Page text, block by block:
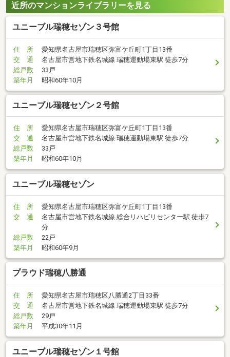
近所のマンションライブラリーを見る
ユニーブル瑞穂セゾン３号館
住 所
愛知県名古屋市瑞穂区弥富ケ丘町1丁目13番
交 通
名古屋市営地下鉄名城線 瑞穂運動場東駅 徒歩7分
総戸数
33戸
築年月
昭和60年10月
ユニーブル瑞穂セゾン２号館
住 所
愛知県名古屋市瑞穂区弥富ケ丘町1丁目13番
交 通
名古屋市営地下鉄名城線 瑞穂運動場東駅 徒歩7分
総戸数
33戸
築年月
昭和60年10月
ユニーブル瑞穂セゾン
住 所
愛知県名古屋市瑞穂区弥富ケ丘町1丁目13番
交 通
名古屋市営地下鉄名城線 総合リハビリセンター駅 徒歩7
分
総戸数
22戸
築年月
昭和60年9月
プラウド瑞穂八勝通
住 所
愛知県名古屋市瑞穂区八勝通2丁目33番
交 通
名古屋市営地下鉄名城線 瑞穂運動場東駅 徒歩7分
総戸数
29戸
築年月
平成30年11月
ユニーブル瑞穂セゾン１号館